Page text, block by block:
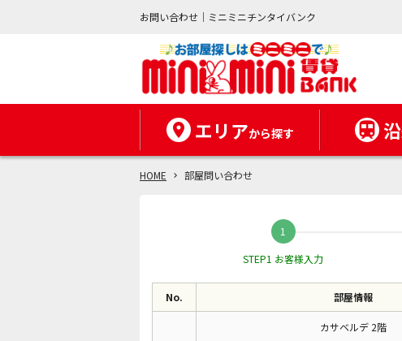
お問い合わせ｜ミニミニチンタイバンク
エリアから探す
HOME 部屋問い合わせ
STEP1 お客様入力
No. 部屋情報
カサベルデ 2階